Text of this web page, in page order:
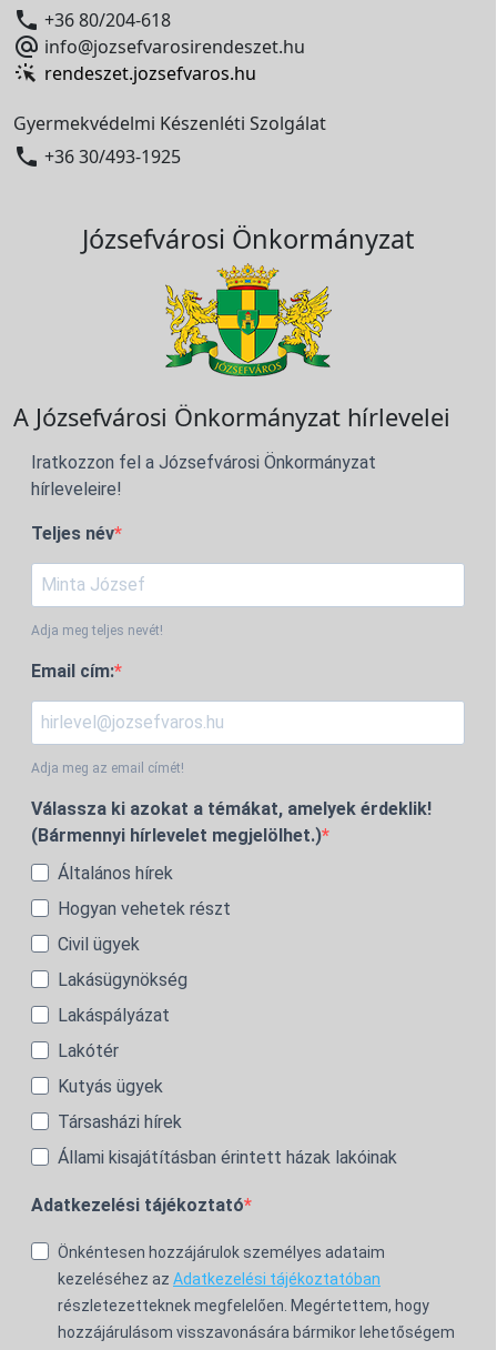
 +36 80/204-618
 info@jozsefvarosirendeszet.hu
rendeszet.jozsefvaros.hu
Gyermekvédelmi Készenléti Szolgálat
 +36 30/493-1925
Józsefvárosi Önkormányzat
A Józsefvárosi Önkormányzat hírlevelei
Iratkozzon fel a Józsefvárosi Önkormányzat
hírleveleire!
Teljes név
Adja meg teljes nevét!
Email cím:
Adja meg az email címét!
Válassza ki azokat a témákat, amelyek érdeklik!
(Bármennyi hírlevelet megjelölhet.)
Általános hírek
Hogyan vehetek részt
Civil ügyek
Lakásügynökség
Lakáspályázat
Lakótér
Kutyás ügyek
Társasházi hírek
Állami kisajátításban érintett házak lakóinak
Adatkezelési tájékoztató
Önkéntesen hozzájárulok személyes adataim
kezeléséhez az Adatkezelési tájékoztatóban
részletezetteknek megfelelően. Megértettem, hogy
hozzájárulásom visszavonására bármikor lehetőségem